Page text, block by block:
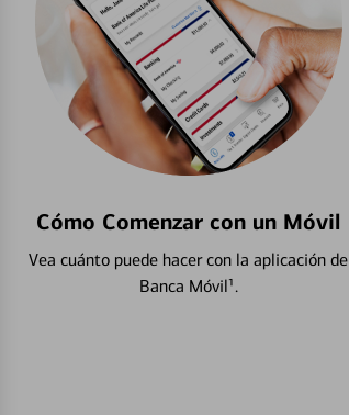
Cómo Comenzar con un Móvil
Vea cuánto puede hacer con la aplicación de
Banca Móvil¹.